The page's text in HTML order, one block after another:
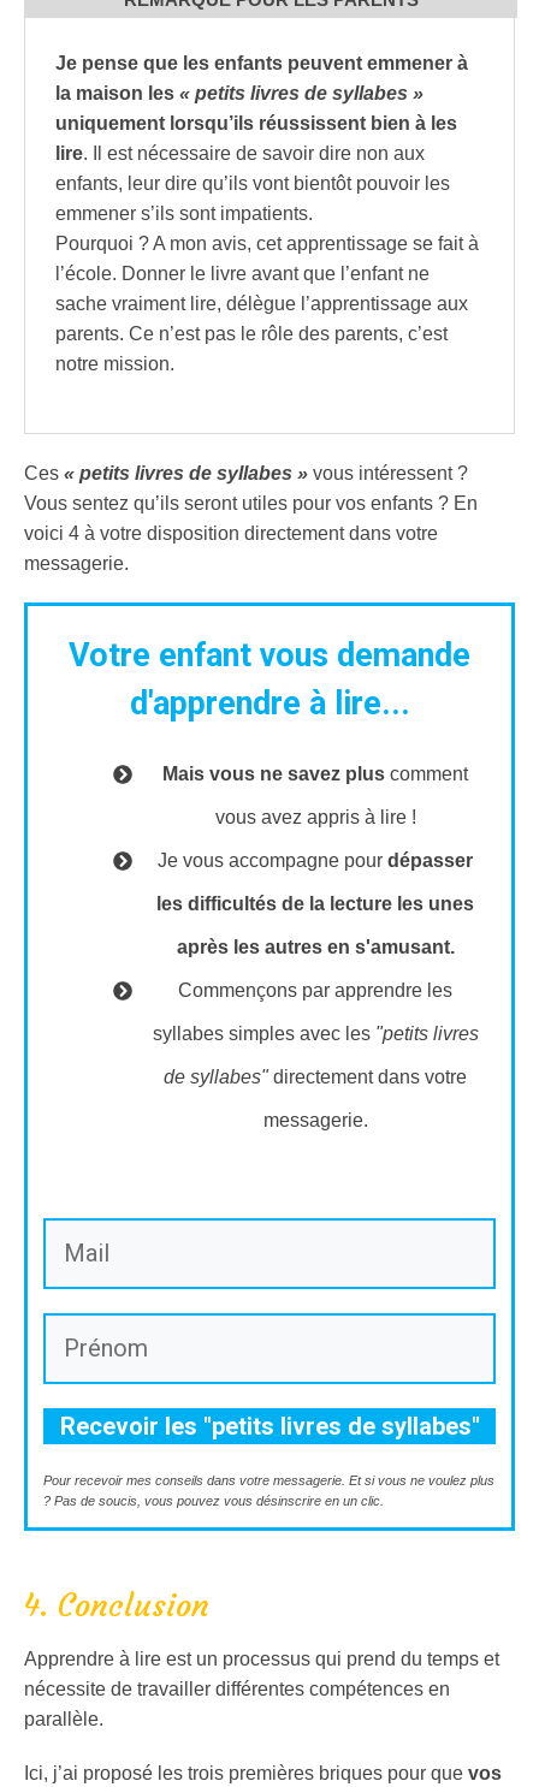
Je pense que les enfants peuvent emmener à
la maison les « petits livres de syllabes »
uniquement lorsqu’ils réussissent bien à les
lire. Il est nécessaire de savoir dire non aux
enfants, leur dire qu’ils vont bientôt pouvoir les
emmener s’ils sont impatients.
Pourquoi ? A mon avis, cet apprentissage se fait à
l’école. Donner le livre avant que l’enfant ne
sache vraiment lire, délègue l’apprentissage aux
parents. Ce n’est pas le rôle des parents, c’est
notre mission.
Ces « petits livres de syllabes » vous intéressent ?
Vous sentez qu’ils seront utiles pour vos enfants ? En
voici 4 à votre disposition directement dans votre
messagerie.
Votre enfant vous demande
d'apprendre à lire...
Mais vous ne savez plus comment
vous avez appris à lire !
Je vous accompagne pour dépasser
les difficultés de la lecture les unes
après les autres en s'amusant.
Commençons par apprendre les
syllabes simples avec les "petits livres
de syllabes"directement dans votre
messagerie.
Recevoir les "petits livres de syllabes"
Pour recevoir mes conseils ​dans votre messagerie. Et si vous ne voulez plus
? Pas de soucis, vous pouvez vous désinscrire en un clic.
4. Conclusion
Apprendre à lire est un processus qui prend du temps et
nécessite de travailler différentes compétences en
parallèle.
Ici, j’ai proposé les trois premières briques pour que vos